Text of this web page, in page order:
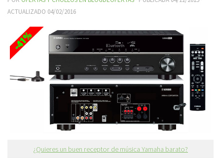
ACTUALIZADO 04/02/2016
¿Quieres un buen receptor de música Yamaha barato?